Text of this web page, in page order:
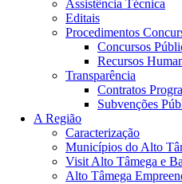
Assistência Técnica
Editais
Procedimentos
Concursos
Recursos
Transparência
Contratos
Subvenções
A Região
Caracterização
Municípios do Alto
Visit Alto Tâmega e
Alto Tâmega